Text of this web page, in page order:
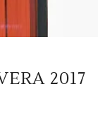
2017